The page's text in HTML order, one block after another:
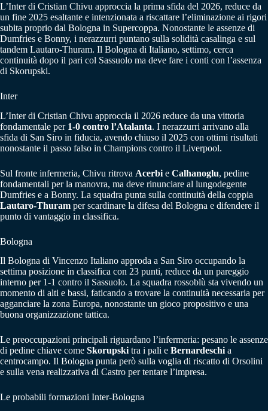
L’Inter di Cristian Chivu approccia la prima sfida del 2026, reduce da
un fine 2025 esaltante e intenzionata a riscattare l’eliminazione ai rigori
subita proprio dal Bologna in Supercoppa. Nonostante le assenze di
Dumfries e Bonny, i nerazzurri puntano sulla solidità casalinga e sul
tandem Lautaro-Thuram. Il Bologna di Italiano, settimo, cerca
continuità dopo il pari col Sassuolo ma deve fare i conti con l’assenza
di Skorupski.
Inter
L’Inter di Cristian Chivu approccia il 2026 reduce da una vittoria
fondamentale per 1-0 contro l’Atalanta. I nerazzurri arrivano alla
sfida di San Siro in fiducia, avendo chiuso il 2025 con ottimi risultati
nonostante il passo falso in Champions contro il Liverpool.
Sul fronte infermeria, Chivu ritrova Acerbi e Calhanoglu, pedine
fondamentali per la manovra, ma deve rinunciare al lungodegente
Dumfries e a Bonny. La squadra punta sulla continuità della coppia
Lautaro-Thuram per scardinare la difesa del Bologna e difendere il
punto di vantaggio in classifica.
Bologna
Il Bologna di Vincenzo Italiano approda a San Siro occupando la
settima posizione in classifica con 23 punti, reduce da un pareggio
interno per 1-1 contro il Sassuolo. La squadra rossoblù sta vivendo un
momento di alti e bassi, faticando a trovare la continuità necessaria per
agganciare la zona Europa, nonostante un gioco propositivo e una
buona organizzazione tattica.
Le preoccupazioni principali riguardano l’infermeria: pesano le assenze
di pedine chiave come Skorupski tra i pali e Bernardeschi a
centrocampo. Il Bologna punta però sulla voglia di riscatto di Orsolini
e sulla vena realizzativa di Castro per tentare l’impresa.
Le probabili formazioni Inter-Bologna